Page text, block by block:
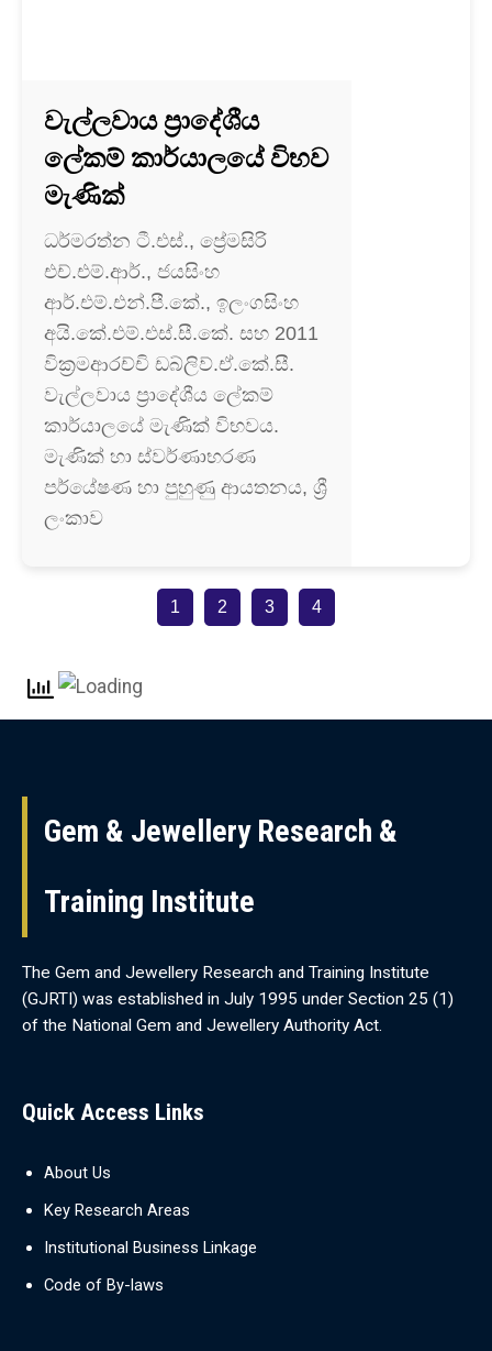
වැල්ලවාය ප්‍රාදේශීය
ලේකම් කාර්යාලයේ විභව
මැණික්
ධර්මරත්න ටී.එස්., ප්‍රේමසිරි
එච්.එම්.ආර්., ජයසිංහ
ආර්.එම්.එන්.පී.කේ., ඉලංගසිංහ
අයි.කේ.එම්.එස්.සී.කේ. සහ 2011
වික්‍රමආරච්චි ඩබ්ලිව්.ඒ.කේ.සී.
වැල්ලවාය ප්‍රාදේශීය ලේකම්
කාර්යාලයේ මැණික් විභවය.
මැණික් හා ස්වර්ණාභරණ
පර්යේෂණ හා පුහුණු ආයතනය, ශ්‍රී
ලංකාව
1 2 3 4
Gem & Jewellery Research &
Training Institute
The Gem and Jewellery Research and Training Institute
(GJRTI) was established in July 1995 under Section 25 (1)
of the National Gem and Jewellery Authority Act.
Quick Access Links
About Us
Key Research Areas
Institutional Business Linkage
Code of By-laws